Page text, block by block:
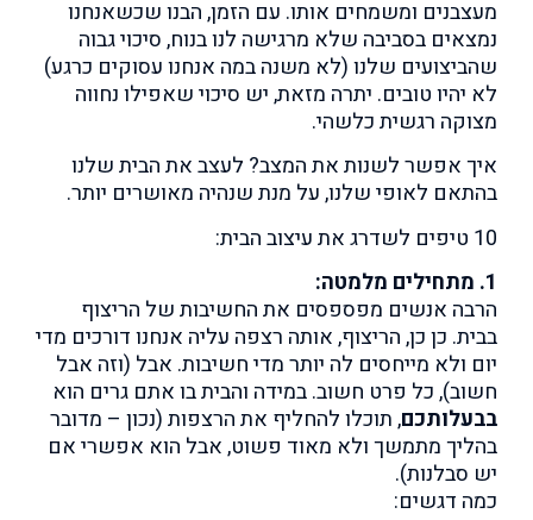
מעצבנים ומשמחים אותו. עם הזמן, הבנו שכשאנחנו
נמצאים בסביבה שלא מרגישה לנו בנוח, סיכוי גבוה
שהביצועים שלנו (לא משנה במה אנחנו עסוקים כרגע)
לא יהיו טובים. יתרה מזאת, יש סיכוי שאפילו נחווה
מצוקה רגשית כלשהי.
איך אפשר לשנות את המצב? לעצב את הבית שלנו
בהתאם לאופי שלנו, על מנת שנהיה מאושרים יותר.
10 טיפים לשדרג את עיצוב הבית:
1. מתחילים מלמטה:
הרבה אנשים מפספסים את החשיבות של הריצוף
בבית. כן כן, הריצוף, אותה רצפה עליה אנחנו דורכים מדי
יום ולא מייחסים לה יותר מדי חשיבות. אבל (וזה אבל
חשוב), כל פרט חשוב. במידה והבית בו אתם גרים הוא
בבעלותכם, תוכלו להחליף את הרצפות (נכון – מדובר
בהליך מתמשך ולא מאוד פשוט, אבל הוא אפשרי אם
יש סבלנות).
כמה דגשים: